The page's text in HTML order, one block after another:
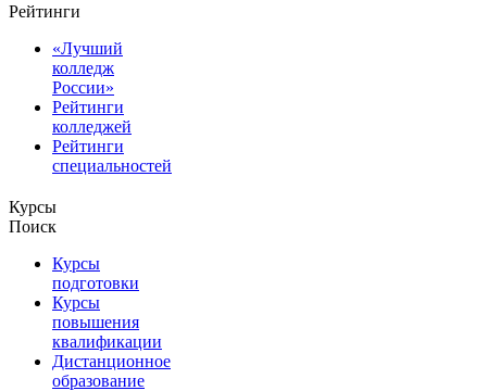
Рейтинги
«Лучший
колледж
России»
Рейтинги
колледжей
Рейтинги
специальностей
Курсы
Поиск
Курсы
подготовки
Курсы
повышения
квалификации
Дистанционное
образование